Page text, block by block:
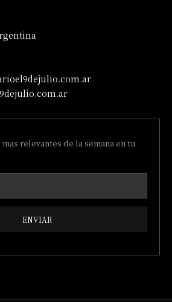
relevantes de la semana en tu
ENVIAR